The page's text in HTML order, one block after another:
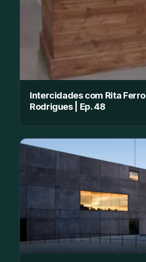
Intercidades com Rita Ferro
Rodrigues | Ep. 48